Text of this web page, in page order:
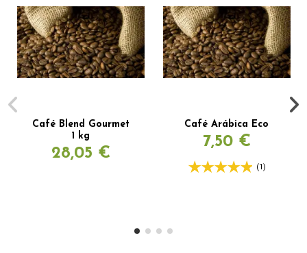
Café Blend Gourmet
1 kg
28,05 €
Café Arábica Eco
7,50 €
(1)